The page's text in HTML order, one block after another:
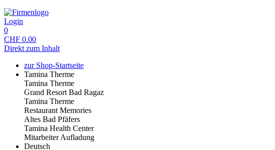
Login
0
CHF 0.00
Direkt zum Inhalt
zur Shop-Startseite
Tamina Therme
Tamina Therme
Grand Resort Bad Ragaz
Tamina Therme
Restaurant Memories
Altes Bad Pfäfers
Tamina Health Center
Mitarbeiter Aufladung
Deutsch